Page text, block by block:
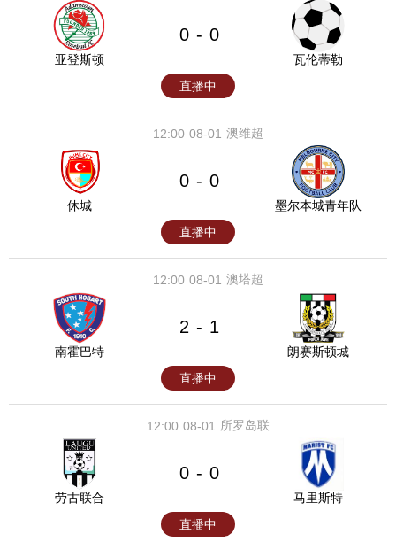
亚登斯顿
0 - 0
瓦伦蒂勒
直播中
08-01
12:00 澳维超
休城
0 - 0
墨尔本城青年队
直播中
08-01
12:00 澳塔超
南霍巴特
2 - 1
朗赛斯顿城
直播中
08-01
12:00 所罗岛联
劳古联合
0 - 0
马里斯特
直播中